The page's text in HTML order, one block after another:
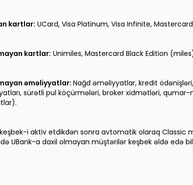
kartlar: UCard, Visa Platinum, Visa Infinite,
kartlar: Unimiles, Mastercard Black Edition
əməliyyatlar: Nağd əməliyyatlar, kredit
sürətli pul köçürmələri, broker xidmətləri,
i aktiv etdikdən sonra avtomatik olaraq Classic
UBank-a daxil olmayan müştərilər keşbek əldə edə